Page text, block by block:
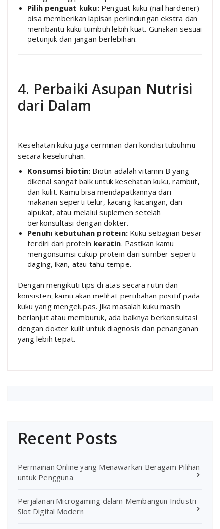
Pilih penguat kuku:Penguat kuku (nail hardener)
bisa memberikan lapisan perlindungan ekstra dan
membantu kuku tumbuh lebih kuat. Gunakan sesuai
petunjuk dan jangan berlebihan.
4. Perbaiki Asupan Nutrisi
dari Dalam
Kesehatan kuku juga cerminan dari kondisi tubuhmu
secara keseluruhan.
Konsumsi biotin: Biotin adalah vitamin B yang
dikenal sangat baik untuk kesehatan kuku, rambut,
dan kulit. Kamu bisa mendapatkannya dari
makanan seperti telur, kacang-kacangan, dan
alpukat, atau melalui suplemen setelah
berkonsultasi dengan dokter.
Penuhi kebutuhan protein: Kuku sebagian besar
terdiri dari protein keratin. Pastikan kamu
mengonsumsi cukup protein dari sumber seperti
daging, ikan, atau tahu tempe.
Dengan mengikuti tips di atas secara rutin dan
konsisten, kamu akan melihat perubahan positif pada
kuku yang mengelupas. Jika masalah kuku masih
berlanjut atau memburuk, ada baiknya berkonsultasi
dengan dokter kulit untuk diagnosis dan penanganan
yang lebih tepat.
Recent Posts
Permainan Online yang Menawarkan Beragam Pilihan
untuk Pengguna
Perjalanan Microgaming dalam Membangun Industri
Slot Digital Modern